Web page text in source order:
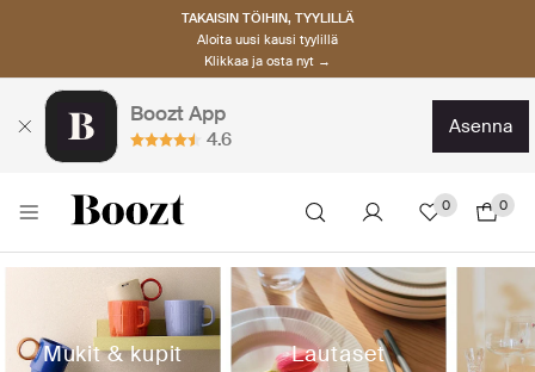
TAKAISIN TÖIHIN, TYYLILLÄ
Aloita uusi kausi tyylillä
Klikkaa ja osta nyt →
Boozt App
4.6
asenna
0 0
Mukit & kupit Lautaset